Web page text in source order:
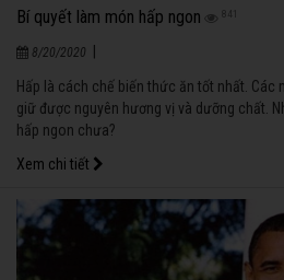
Bí quyết làm món hấp ngon 841
8/20/2020
Hấp là cách chế biến thức ăn tốt nhất. Các
giữ được nguyên hương vị và dưỡng chất.
hấp ngon chưa?
Xem chi tiết